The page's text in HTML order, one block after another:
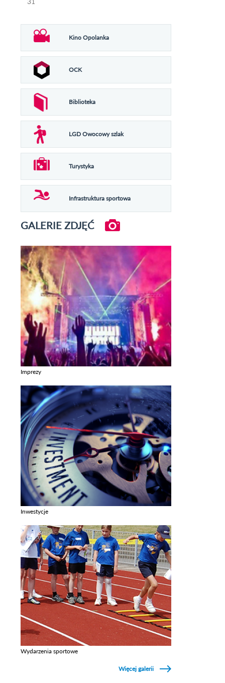
Kino Opolanka
OCK
Biblioteka
LGD Owocowy szlak
Turystyka
Infrastruktura sportowa
GALERIE ZDJĘĆ
Imprezy
Inwestycje
Wydarzenia sportowe
Więcej galerii